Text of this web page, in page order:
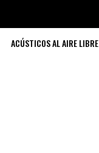
ACÚSTICOS AL AIRE LIBRE